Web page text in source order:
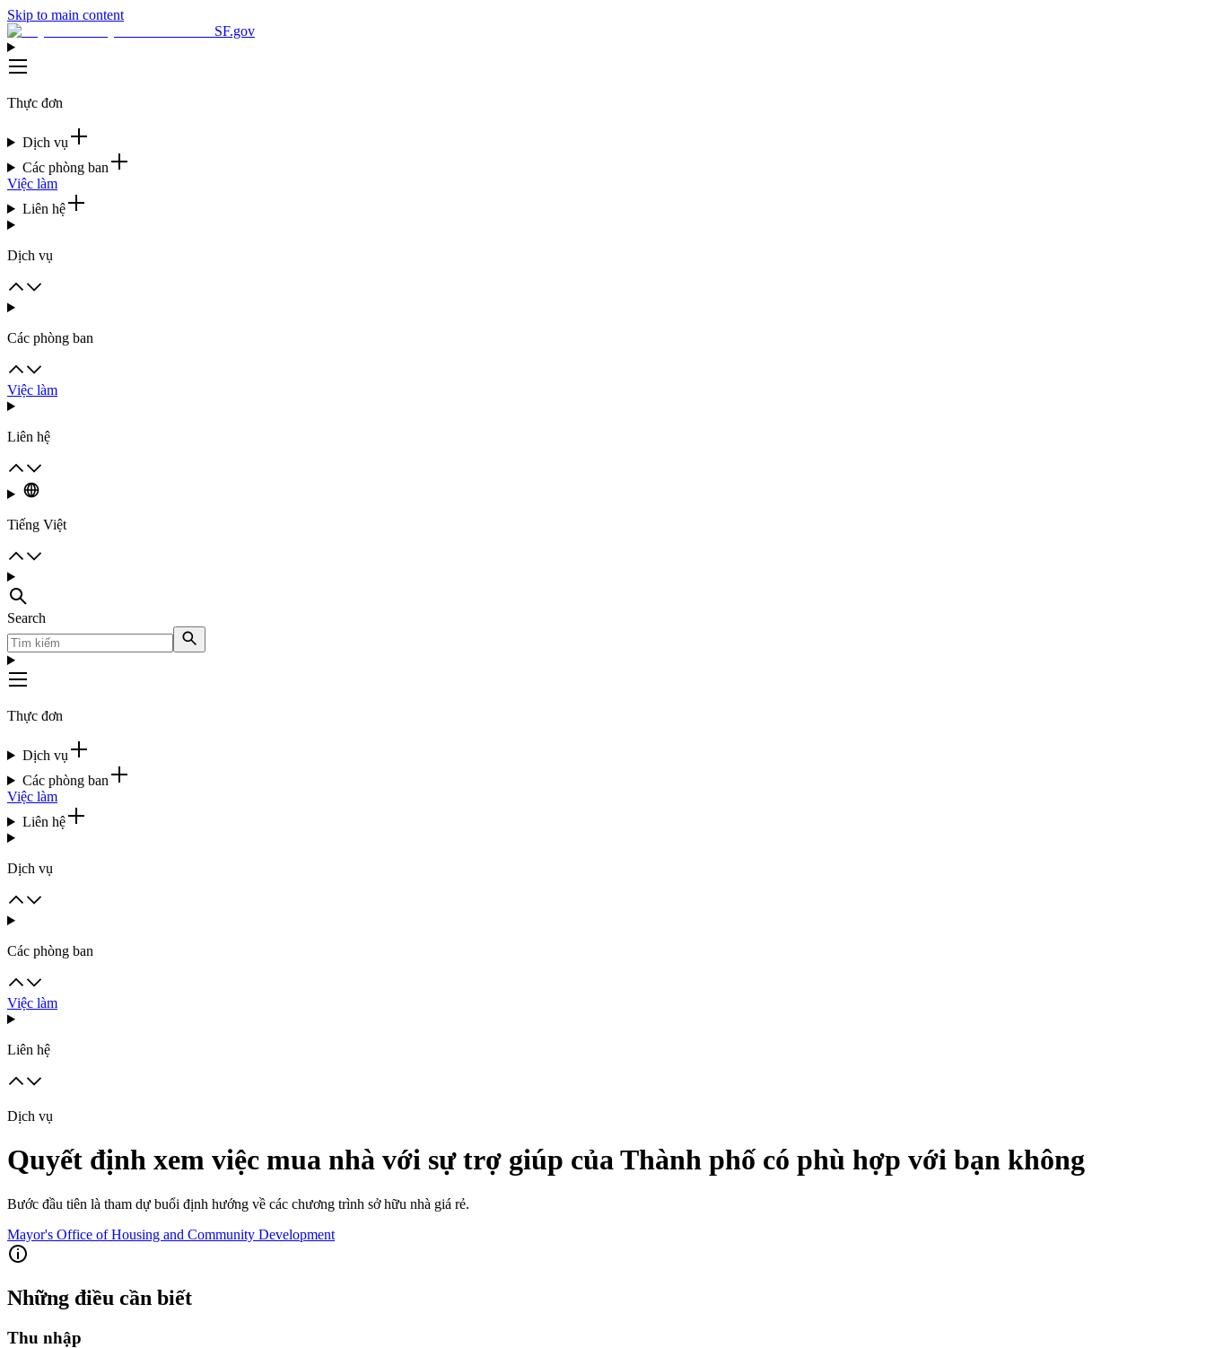
Skip to main content
SF.gov
Thực đơn
Dịch vụ
Các phòng ban
Việc làm
Liên hệ
Dịch vụ
Các phòng ban
Việc làm
Liên hệ
Tiếng Việt
Search
Thực đơn
Dịch vụ
Các phòng ban
Việc làm
Liên hệ
Dịch vụ
Các phòng ban
Việc làm
Liên hệ
Dịch vụ
Quyết định xem việc mua nhà với sự trợ giúp của Thành phố có phù hợp với bạn không
Bước đầu tiên là tham dự buổi định hướng về các chương trình sở hữu nhà giá rẻ.
Mayor's Office of Housing and Community Development
Những điều cần biết
Thu nhập